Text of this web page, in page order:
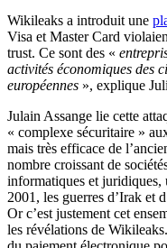
Wikileaks a introduit une
Visa et Master Card
trust. Ce sont des «
activités économiques des
européennes », explique
Julain Assange lie cette
« complexe sécuritaire »
mais très efficace de
nombre croissant de
informatiques et juridiques,
2001, les guerres d’Irak et
Or c’est justement cet
les révélations de